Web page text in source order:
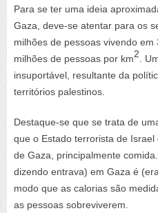
Para se ter uma ideia
Gaza, deve-se atentar para os
milhões de pessoas vivendo em
milhões de pessoas por km2 .
insuportável, resultante da
territórios palestinos.
Destaque-se que se trata de
que o Estado terrorista de
de Gaza, principalmente
dizendo entrava) em Gaza é
modo que as calorias são
as pessoas sobreviverem.